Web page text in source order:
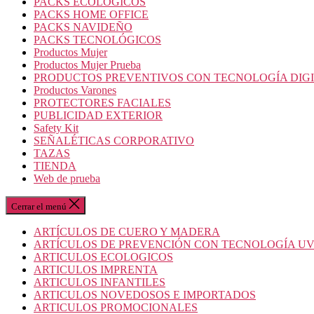
PACKS HOME OFFICE
PACKS NAVIDEÑO
PACKS TECNOLÓGICOS
Productos Mujer
Productos Mujer Prueba
PRODUCTOS PREVENTIVOS CON TECNOLOGÍA
Productos Varones
PROTECTORES FACIALES
PUBLICIDAD EXTERIOR
Safety Kit
SEÑALÉTICAS CORPORATIVO
TAZAS
TIENDA
Web de prueba
Cerrar el menú
ARTÍCULOS DE CUERO Y MADERA
ARTÍCULOS DE PREVENCIÓN CON TECNOLOGÍA UV
ARTICULOS ECOLOGICOS
ARTICULOS IMPRENTA
ARTICULOS INFANTILES
ARTICULOS NOVEDOSOS E IMPORTADOS
ARTICULOS PROMOCIONALES